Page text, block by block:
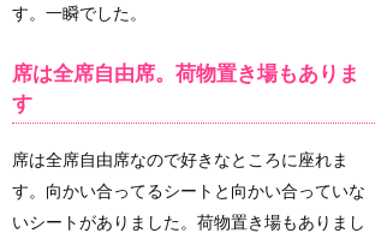
す。一瞬でした。
席は全席自由席。荷物置き場もありま
す
席は全席自由席なので好きなところに座れま
す。向かい合ってるシートと向かい合っていな
いシートがありました。荷物置き場もありまし